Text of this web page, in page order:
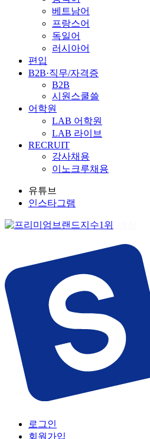
베트남어
프랑스어
독일어
러시아어
편입
B2B·직무/자격증
B2B
시원스쿨쓸
어학원
LAB 어학원
LAB 라이브
RECRUIT
강사채용
이노크루채용
유튜브
인스타그램
로그인
회원가입